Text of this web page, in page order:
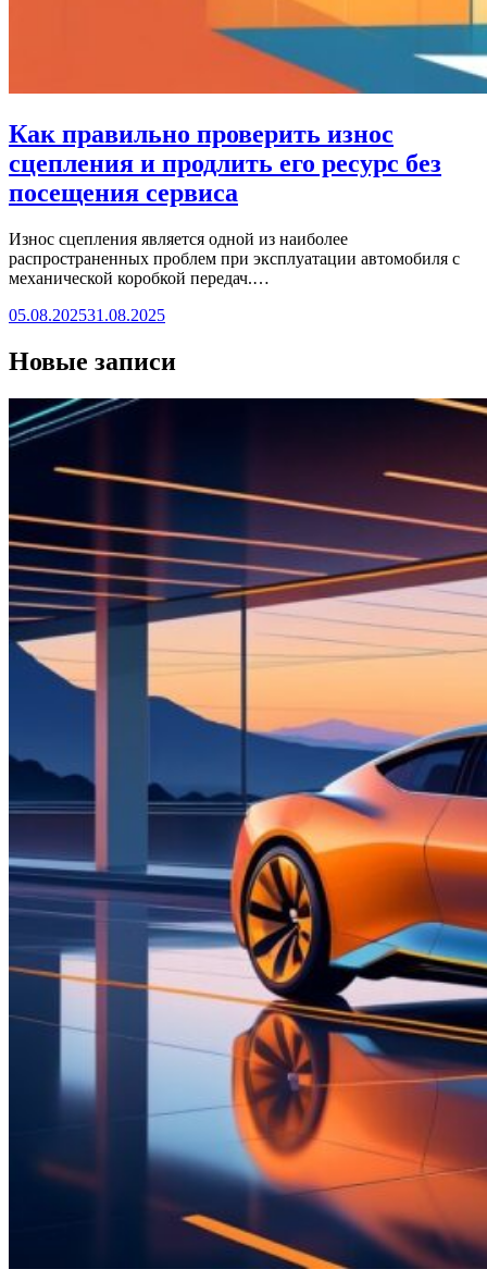
Как правильно проверить износ
сцепления и продлить его ресурс без
посещения сервиса
Износ сцепления является одной из наиболее
распространенных проблем при эксплуатации автомобиля с
механической коробкой передач.…
05.08.202531.08.2025
Новые записи